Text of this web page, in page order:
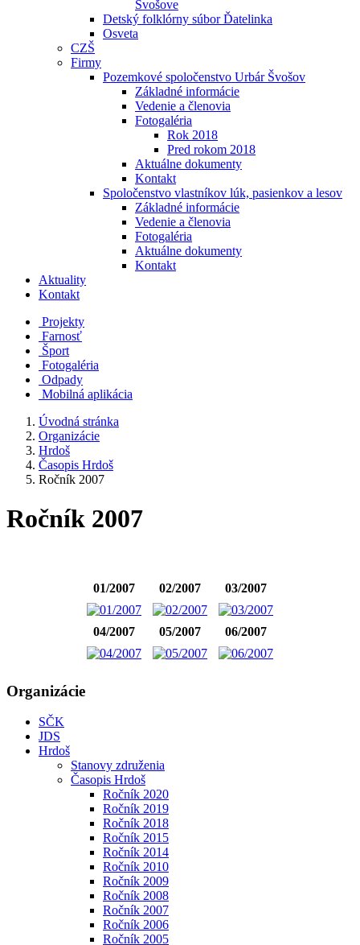
Švošove
Detský folklórny súbor Ďatelinka
Osveta
CZŠ
Firmy
Pozemkové spoločenstvo Urbár Švošov
Základné informácie
Vedenie a členovia
Fotogaléria
Rok 2018
Pred rokom 2018
Aktuálne dokumenty
Kontakt
Spoločenstvo vlastníkov lúk, pasienkov a lesov
Základné informácie
Vedenie a členovia
Fotogaléria
Aktuálne dokumenty
Kontakt
Aktuality
Kontakt
Projekty
Farnosť
Šport
Fotogaléria
Odpady
Mobilná aplikácia
Úvodná stránka
Organizácie
Hrdoš
Časopis Hrdoš
Ročník 2007
Ročník 2007
01/2007 02/2007 03/2007
04/2007 05/2007 06/2007
Organizácie
SČK
JDS
Hrdoš
Stanovy združenia
Časopis Hrdoš
Ročník 2020
Ročník 2019
Ročník 2018
Ročník 2015
Ročník 2014
Ročník 2010
Ročník 2009
Ročník 2008
Ročník 2007
Ročník 2006
Ročník 2005